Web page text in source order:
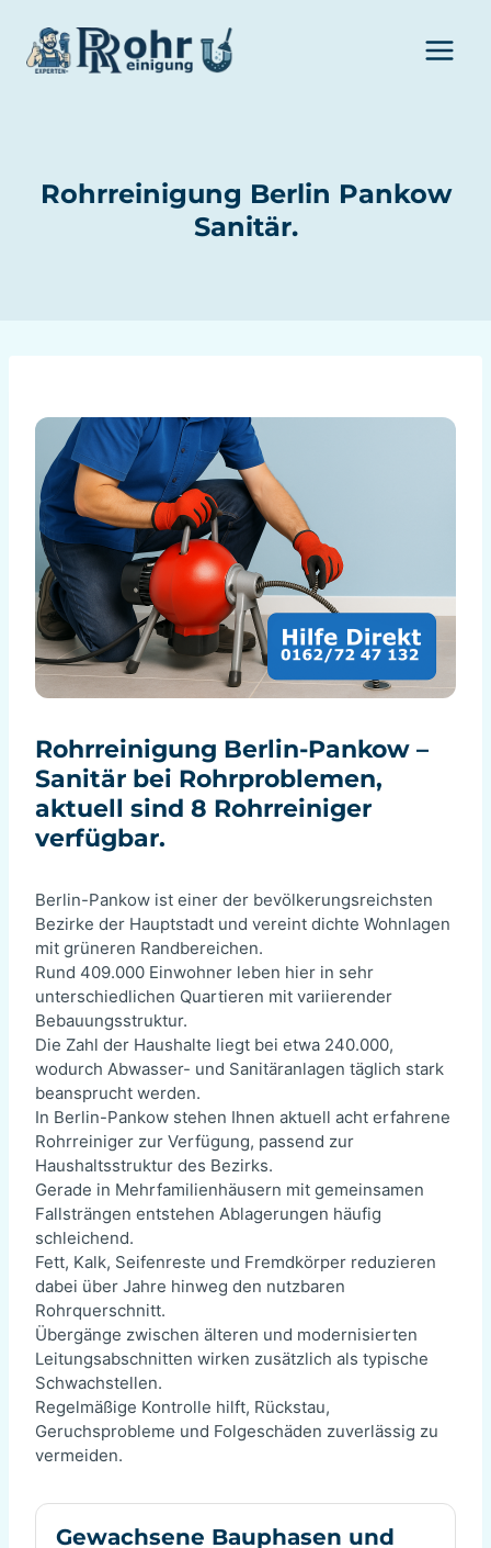
Inhalt
springen
Rohrreinigung Berlin Pankow
Sanitär.
Rohrreinigung Berlin-Pankow –
Sanitär bei Rohrproblemen,
aktuell sind 8 Rohrreiniger
verfügbar.
Berlin-Pankow ist einer der bevölkerungsreichsten
Bezirke der Hauptstadt und vereint dichte Wohnlagen
mit grüneren Randbereichen.
Rund 409.000 Einwohner leben hier in sehr
unterschiedlichen Quartieren mit variierender
Bebauungsstruktur.
Die Zahl der Haushalte liegt bei etwa 240.000,
wodurch Abwasser- und Sanitäranlagen täglich stark
beansprucht werden.
In Berlin-Pankow stehen Ihnen aktuell acht erfahrene
Rohrreiniger zur Verfügung, passend zur
Haushaltsstruktur des Bezirks.
Gerade in Mehrfamilienhäusern mit gemeinsamen
Fallsträngen entstehen Ablagerungen häufig
schleichend.
Fett, Kalk, Seifenreste und Fremdkörper reduzieren
dabei über Jahre hinweg den nutzbaren
Rohrquerschnitt.
Übergänge zwischen älteren und modernisierten
Leitungsabschnitten wirken zusätzlich als typische
Schwachstellen.
Regelmäßige Kontrolle hilft, Rückstau,
Geruchsprobleme und Folgeschäden zuverlässig zu
vermeiden.
Gewachsene Bauphasen und